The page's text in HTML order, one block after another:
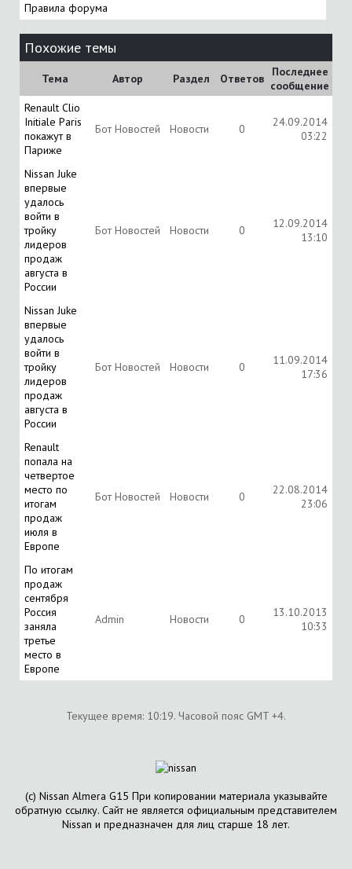
Правила форума
Похожие темы
Тема Автор Раздел Ответов
Последнее
сообщение
Renault Clio
Initiale Paris
покажут в
Париже
Бот Новостей Новости 0
24.09.2014
03:22
Nissan Juke
впервые
удалось
войти в
тройку
лидеров
продаж
августа в
России
Бот Новостей Новости 0
12.09.2014
13:10
Nissan Juke
впервые
удалось
войти в
тройку
лидеров
продаж
августа в
России
Бот Новостей Новости 0
11.09.2014
17:36
Renault
попала на
четвертое
место по
итогам
продаж
июля в
Европе
Бот Новостей Новости 0
22.08.2014
23:06
По итогам
продаж
сентября
Россия
заняла
третье
место в
Европе
Аdmin Новости 0
13.10.2013
10:33
Текущее время: 10:19. Часовой пояс GMT +4.
(с) Nissan Almera G15 При копировании материала указывайте
обратную ссылку. Сайт не является официальным представителем
Nissan и предназначен для лиц старше 18 лет.